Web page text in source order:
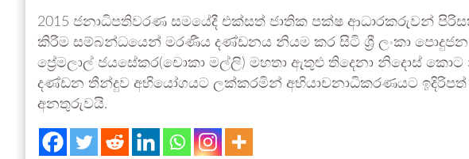
2015 ජනාධිපතිවරණ සමයේදී එක්සත් ජාතික පක්ෂ ආධාරකරුවන්
කිරීම සම්බන්ධයෙන් මරණීය දණ්ඩනය නියම කර සිටි ශ්‍රී ලංකා
ප්‍රේමලාල් ජයසේකර(චොකා මල්ලි) මහතා ඇතුළු තිදෙනා නිදොස්
දණ්ඩන තීන්දුව අභියෝගයට ලක්කරමින් අභියාචනාධිකරණයට ඉදිරිපත්
අනතුරුවයි.